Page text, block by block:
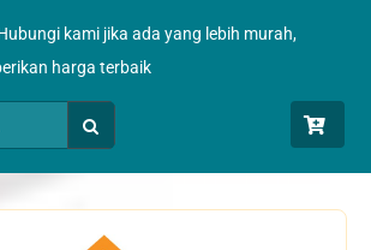
kami jika ada yang lebih murah,
harga terbaik